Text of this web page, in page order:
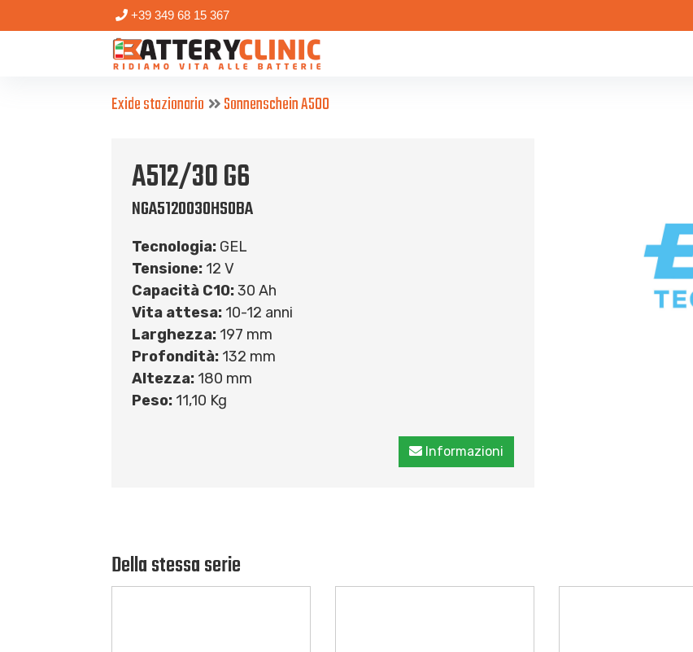
+39 349 68 15 367
Exide stazionario Sonnenschein A500
A512/30 G6
NGA5120030HS0BA
Tecnologia: GEL
Tensione: 12 V
Capacità C10:30 Ah
Vita attesa: 10-12 anni
Larghezza: 197 mm
Profondità: 132 mm
Altezza: 180 mm
Peso: 11,10 Kg
Informazioni
Della stessa serie